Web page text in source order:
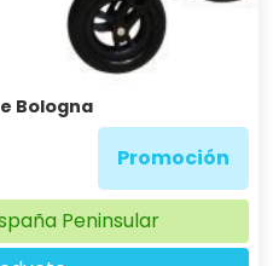
Bologna
Promoción
Peninsular